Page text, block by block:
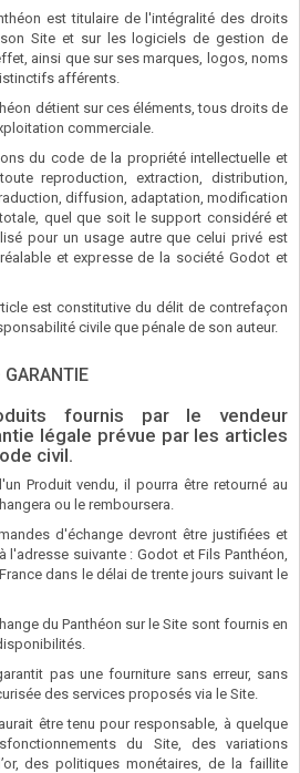
est titulaire de l'intégralité des droits
Site et sur les logiciels de gestion de
ainsi que sur ses marques, logos, noms
afférents.
détient sur ces éléments, tous droits de
commerciale.
du code de la propriété intellectuelle et
reproduction, extraction, distribution,
diffusion, adaptation, modification
quel que soit le support considéré et
pour un usage autre que celui privé est
et expresse de la société Godot et
est constitutive du délit de contrefaçon
civile que pénale de son auteur.
fournis par le vendeur
légale prévue par les articles
civil.
Produit vendu, il pourra être retourné au
ou le remboursera.
d'échange devront être justifiées et
suivante : Godot et Fils Panthéon,
dans le délai de trente jours suivant le
du Panthéon sur le Site sont fournis en
pas une fourniture sans erreur, sans
des services proposés via le Site.
être tenu pour responsable, à quelque
du Site, des variations
des politiques monétaires, de la faillite